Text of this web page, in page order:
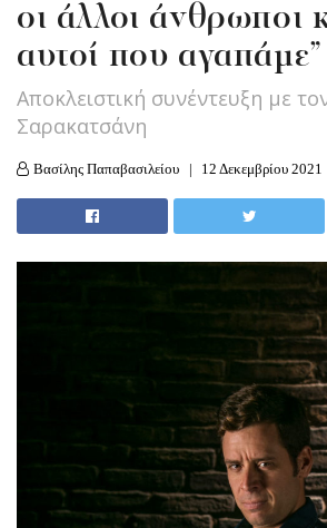
οι άλλοι άνθρωποι
αυτοί που αγαπάμε”
Αποκλειστική συνέντευξη με
Σαρακατσάνη
Βασίλης Παπαβασιλείου 12 Δεκεμβρίου 2021